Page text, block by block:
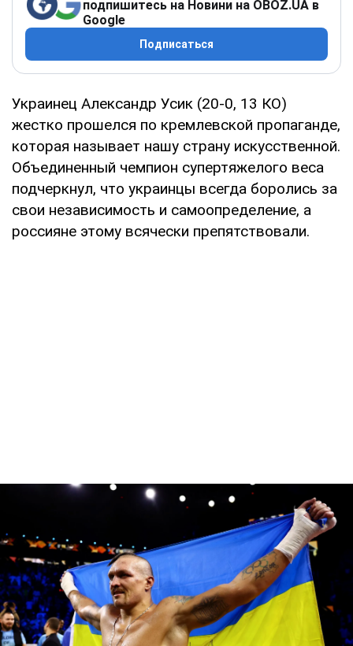
подпишитесь на Новини на OBOZ.UA в
Google
Подписаться
Украинец Александр Усик (20-0, 13 КО)
жестко прошелся по кремлевской пропаганде,
которая называет нашу страну искусственной.
Объединенный чемпион супертяжелого веса
подчеркнул, что украинцы всегда боролись за
свои независимость и самоопределение, а
россияне этому всячески препятствовали.